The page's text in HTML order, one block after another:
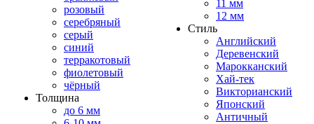
розовый
серебряный
серый
синий
терракотовый
фиолетовый
чёрный
Толщина
до 6 мм
11 мм
12 мм
Стиль
Английский
Деревенский
Марокканский
Хай-тек
Викторианский
Японский
Античный